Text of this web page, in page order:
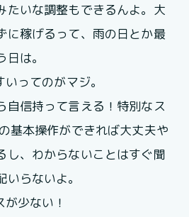
たいな調整もできるんよ。大
に稼げるって、雨の日とか最
は。
ってのがマジ。
自信持って言える！特別なス
基本操作ができれば大丈夫や
し、わからないことはすぐ聞
らないよ。
少ない！